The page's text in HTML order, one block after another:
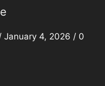
January 4, 2026 / 0